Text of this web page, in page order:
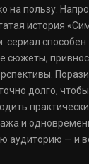
на пользу.
история
сериал способен
сюжеты,
долго,
и
аудиторию — и